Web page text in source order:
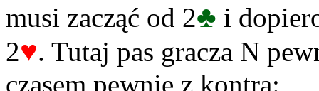
musi zacząć od 2♣ i
2♥. Tutaj pas gracza N
czasem pewnie z kontrą: